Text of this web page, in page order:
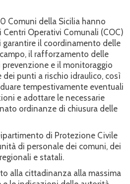
Comuni della Sicilia hanno
Operativi Comunali (COC)
garantire il coordinamento delle
il rafforzamento delle
prevenzione e il monitoraggio
dei punti a rischio idraulico, così
tempestivamente eventuali
e adottare le necessarie
ordinanze di chiusura delle
di Protezione Civile
di personale dei comuni, dei
e statali.
alla cittadinanza alla massima